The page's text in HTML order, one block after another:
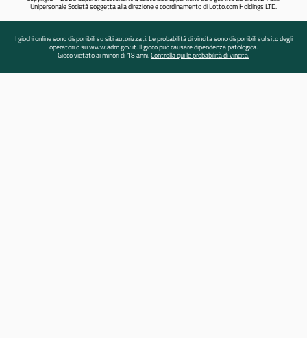
Unipersonale Società soggetta alla direzione e coordinamento di Lotto.com Holdings LTD.
I giochi online sono disponibili su siti autorizzati. Le probabilità di vincita sono disponibili sul sito degli
operatori o su www.adm.gov.it. Il gioco può causare dipendenza patologica.
Gioco vietato ai minori di 18 anni.Controlla qui le probabilità di vincita.